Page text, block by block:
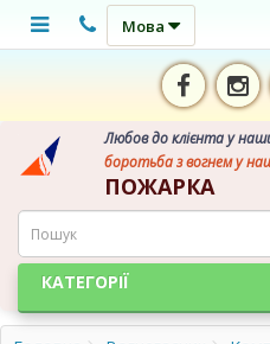
Мова
Любов до клієнта у
боротьба з вогнем у
ПОЖАРКА
КАТЕГОРІЇ